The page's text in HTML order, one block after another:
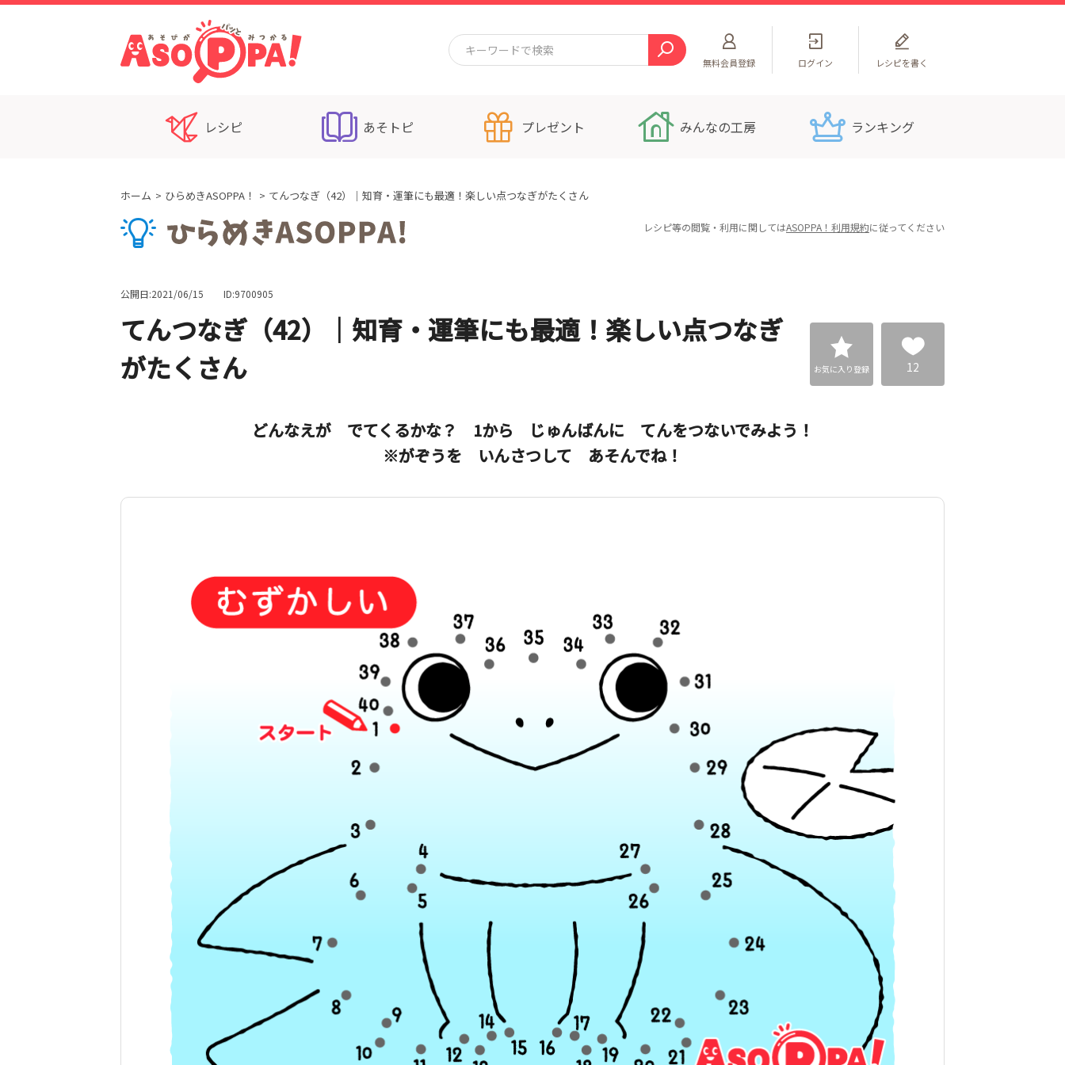
無料会員登録 ログイン レシピを書く
レシピ あそトピ プレゼント みんなの工房 ランキング
ホーム ひらめきASOPPA！ てんつなぎ（42）｜知育・運筆にも最適！楽しい点つなぎがたくさん
レシピ等の閲覧・利用に関してはASOPPA！利用規約に従ってください
公開日:2021/06/15 ID:9700905
てんつなぎ（42）｜知育・運筆にも最適！楽しい点つなぎ
がたくさん
お気に入り登録 12
どんなえが でてくるかな？ 1から じゅんばんに てんをつないでみよう！
※がぞうを いんさつして あそんでね！